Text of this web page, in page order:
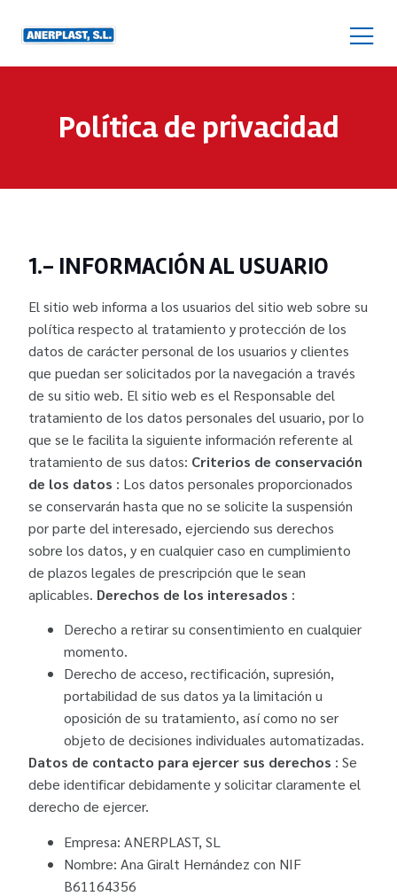
Política de privacidad
1.- INFORMACIÓN AL USUARIO
El sitio web informa a los usuarios del sitio web sobre su
política respecto al tratamiento y protección de los
datos de carácter personal de los usuarios y clientes
que puedan ser solicitados por la navegación a través
de su sitio web. El sitio web es el Responsable del
tratamiento de los datos personales del usuario, por lo
que se le facilita la siguiente información referente al
tratamiento de sus datos: Criterios de conservación
de los datos : Los datos personales proporcionados
se conservarán hasta que no se solicite la suspensión
por parte del interesado, ejerciendo sus derechos
sobre los datos, y en cualquier caso en cumplimiento
de plazos legales de prescripción que le sean
aplicables. Derechos de los interesados :
Derecho a retirar su consentimiento en cualquier
momento.
Derecho de acceso, rectificación, supresión,
portabilidad de sus datos ya la limitación u
oposición de su tratamiento, así como no ser
objeto de decisiones individuales automatizadas.
Datos de contacto para ejercer sus derechos : Se
debe identificar debidamente y solicitar claramente el
derecho de ejercer.
Empresa: ANERPLAST, SL
Nombre: Ana Giralt Hernández con NIF
B61164356